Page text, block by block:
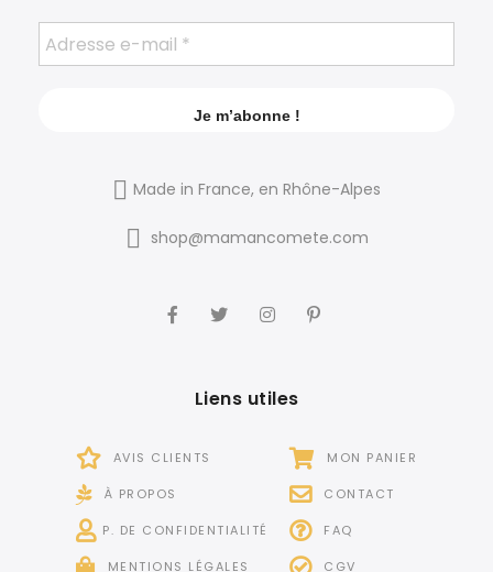
Made in France, en Rhône-Alpes
shop@mamancomete.com
Liens utiles
AVIS CLIENTS
À PROPOS
P. DE CONFIDENTIALITÉ
MENTIONS LÉGALES
MON PANIER
CONTACT
FAQ
CGV